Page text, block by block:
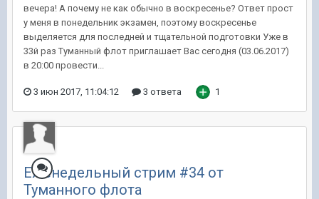
вечера! А почему не как обычно в воскресенье? Ответ прост
у меня в понедельник экзамен, поэтому воскресенье
выделяется для последней и тщательной подготовки Уже в
33й раз Туманный флот приглашает Вас сегодня (03.06.2017)
в 20:00 провести...
3 июн 2017, 11:04:12 3 ответа 1
Еженедельный стрим #34 от
Туманного флота